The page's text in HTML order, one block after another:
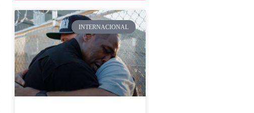
INTERNACIONAL